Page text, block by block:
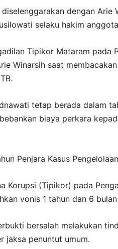
dengan Arie
selaku hakim
Tipikor Mataram pada
Winarsih saat
tetap berada dalam
biaya perkara
Penjara Kasus
Korupsi (Tipikor) pada
vonis 1 tahun dan 6
bersalah melakukan
jaksa penuntut umum.